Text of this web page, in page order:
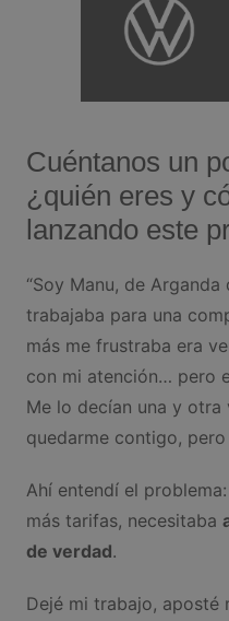
Cuéntanos un
¿quién eres y
lanzando este
“Soy Manu, de
trabajaba para una
más me frustraba era
con mi atención… pero
Me lo decían una y otra
quedarme contigo, pero
Ahí entendí el
más tarifas, necesitaba
de verdad.
Dejé mi trabajo, aposté